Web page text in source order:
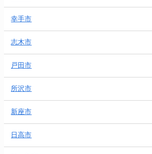
幸手市
志木市
戸田市
所沢市
新座市
日高市